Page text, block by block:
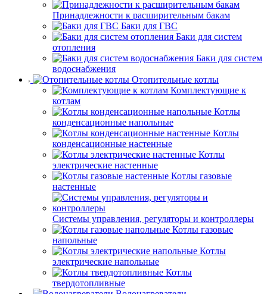
Принадлежности к расширительным бакам
Баки для ГВС
Баки для систем
отопления
Баки для систем
водоснабжения
Отопительные котлы
Комплектующие к
котлам
Котлы
конденсационные напольные
Котлы
конденсационные настенные
Котлы
электрические настенные
Котлы газовые
настенные
Системы управления, регуляторы и контроллеры
Котлы газовые
напольные
Котлы
электрические напольные
Котлы
твердотопливные